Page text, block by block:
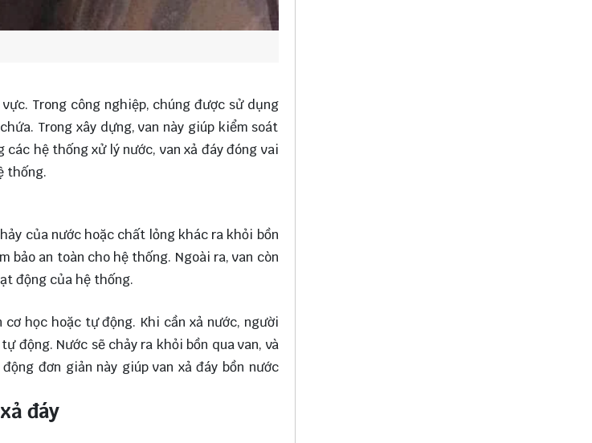
Trong công nghiệp, chúng được sử dụng
Trong xây dựng, van này giúp kiểm soát
hệ thống xử lý nước, van xả đáy đóng vai
thống.
của nước hoặc chất lỏng khác ra khỏi bồn
bảo an toàn cho hệ thống. Ngoài ra, van còn
động của hệ thống.
học hoặc tự động. Khi cần xả nước, người
động. Nước sẽ chảy ra khỏi bồn qua van, và
đơn giản này giúp van xả đáy bồn nước
đáy